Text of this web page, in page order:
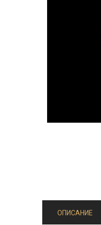
ОПИСАНИЕ